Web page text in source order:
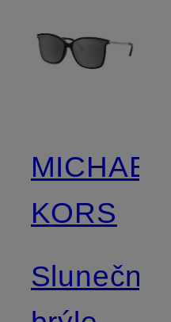
MICHAEL
KORS
Sluneční